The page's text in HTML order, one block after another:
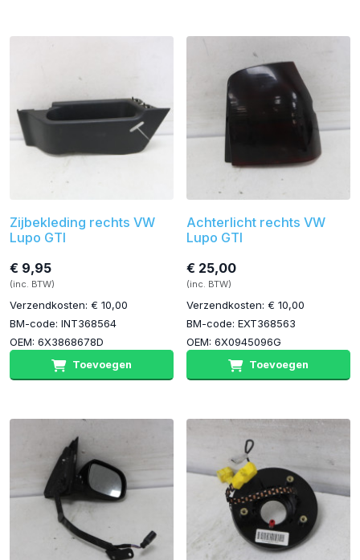
Zijbekleding rechts VW
Lupo GTI
€ 9,95
(inc. BTW)
Verzendkosten: € 10,00
BM-code: INT368564
OEM: 6X3868678D
Toevoegen
Achterlicht rechts VW
Lupo GTI
€ 25,00
(inc. BTW)
Verzendkosten: € 10,00
BM-code: EXT368563
OEM: 6X0945096G
Toevoegen